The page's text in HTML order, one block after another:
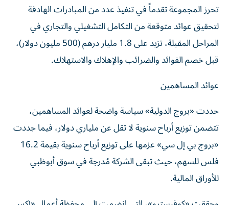
تحرز المجموعة تقدماً في تنفيذ عدد من المبادرات الهادفة
لتحقيق عوائد متوقعة من التكامل التشغيلي والتجاري في
المراحل المقبلة، تزيد على 1.8 مليار درهم (500 مليون دولار)،
قبل خصم الفوائد والضرائب والإهلاك والاستهلاك.
عوائد المساهمين
حددت «بروج الدولية» سياسة واضحة لعوائد المساهمين،
تتضمن توزيع أرباح سنوية لا تقل عن ملياري دولار، فيما جددت
«بروج بي إل سي» عزمها على توزيع أرباح سنوية بقيمة 16.2
فلس للسهم، حيث تبقى الشركة مُدرجة في سوق أبوظبي
للأوراق المالية.